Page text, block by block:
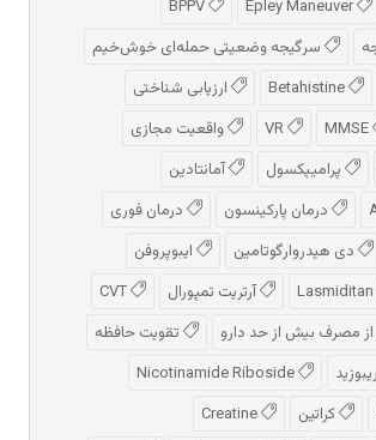
سرگیجه وضعیتی حمله‌ای خوش‌خیم
ارزیابی شناختی
واقعیت مجازی
پرامیپکسول
آمانتادین
درمان پارکینسون
درمان فوری
دی هیدروارگوتامین
ایبوپروفن
آرتریت تمپورال
مصرف بیش از حد دارو
تقویت حافظه
کراتین